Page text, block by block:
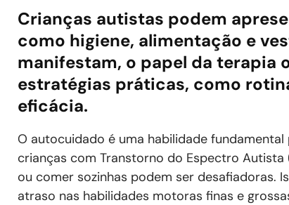
Crianças autistas podem
como higiene, alimentação e
manifestam, o papel da terapia
estratégias práticas, como
eficácia.
O autocuidado é uma habilidade
crianças com Transtorno do Espectro Autista
ou comer sozinhas podem ser desafiadoras.
atraso nas habilidades motoras finas e